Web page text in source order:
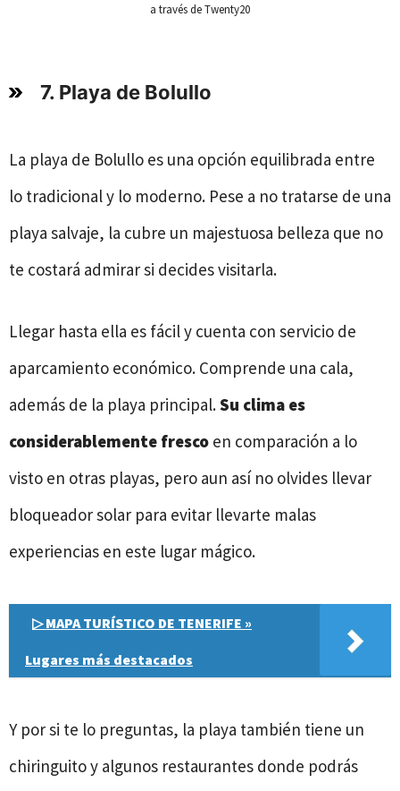
a través de Twenty20
7. Playa de Bolullo
La playa de Bolullo es una opción equilibrada entre
lo tradicional y lo moderno. Pese a no tratarse de una
playa salvaje, la cubre un majestuosa belleza que no
te costará admirar si decides visitarla.
Llegar hasta ella es fácil y cuenta con servicio de
aparcamiento económico. Comprende una cala,
además de la playa principal.Su clima es
considerablemente fresco en comparación a lo
visto en otras playas, pero aun así no olvides llevar
bloqueador solar para evitar llevarte malas
experiencias en este lugar mágico.
▷ MAPA TURÍSTICO DE TENERIFE »
Lugares más destacados
Y por si te lo preguntas, la playa también tiene un
chiringuito y algunos restaurantes donde podrás